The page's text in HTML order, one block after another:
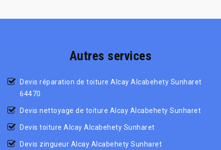
Autres services
Devis réparation de toiture Alcay Alcabehety Sunharet
64470
Devis nettoyage de toiture Alcay Alcabehety Sunharet
Devis toiture Alcay Alcabehety Sunharet
Devis zingueur Alcay Alcabehety Sunharet